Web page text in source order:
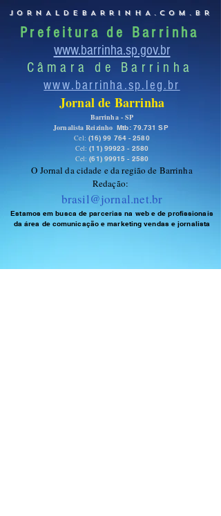
JORNALDEBARRINHA.COM.BR
Prefeitura de Barrinha
www.barrinha.sp.gov.br
Câmara de Barrinha
www.barrinha.sp.leg.br
Jornal de Barrinha
Barrinha - SP
Jornalista ReizinhoMtb: 79.731 SP
Cel: (16) 99 764 - 2580
Cel:(11) 99923 - 2580
Cel:(61) 99915 - 2580
O Jornal da cidade e da região de Barrinha
Redação:
brasil@jornal.net.br
Estamos em busca de parcerias na web e de profissionais
da área de comunicação e marketing vendas e jornalista